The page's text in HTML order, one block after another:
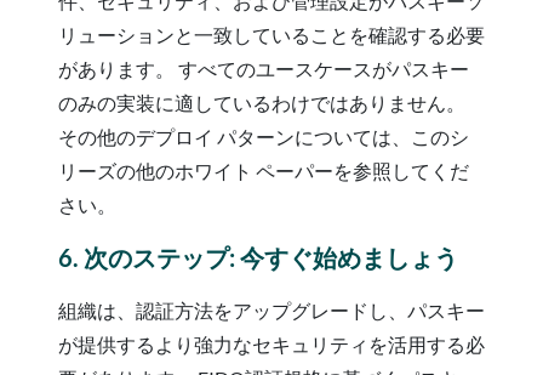
リューションと一致していることを確認する必要
があります。 すべてのユースケースがパスキー
のみの実装に適しているわけではありません。
その他のデプロイ パターンについては、このシ
リーズの他のホワイト ペーパーを参照してくだ
さい。
6. 次のステップ: 今すぐ始めましょう
組織は、認証方法をアップグレードし、パスキー
が提供するより強力なセキュリティを活用する必